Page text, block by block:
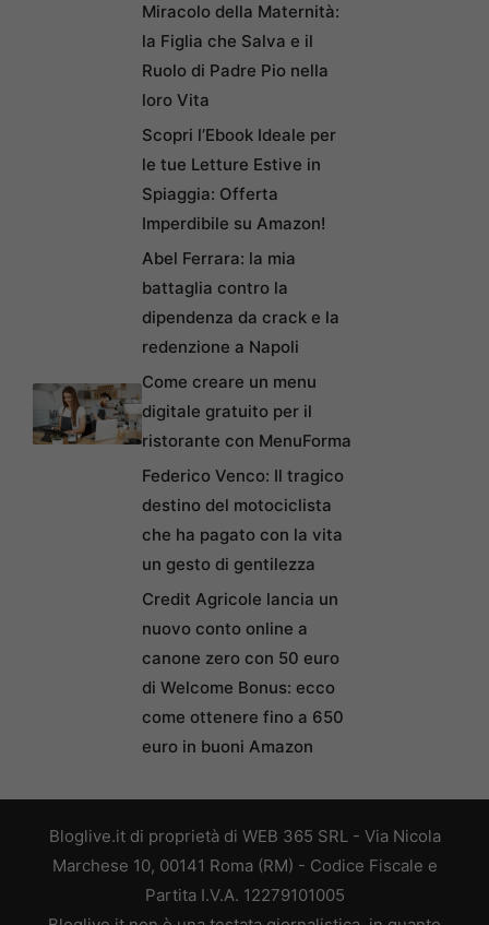
Miracolo della Maternità:
la Figlia che Salva e il
Ruolo di Padre Pio nella
loro Vita
Scopri l’Ebook Ideale per
le tue Letture Estive in
Spiaggia: Offerta
Imperdibile su Amazon!
Abel Ferrara: la mia
battaglia contro la
dipendenza da crack e la
redenzione a Napoli
Come creare un menu
digitale gratuito per il
ristorante con MenuForma
Federico Venco: Il tragico
destino del motociclista
che ha pagato con la vita
un gesto di gentilezza
Credit Agricole lancia un
nuovo conto online a
canone zero con 50 euro
di Welcome Bonus: ecco
come ottenere fino a 650
euro in buoni Amazon
Bloglive.it di proprietà di WEB 365 SRL - Via Nicola
Marchese 10, 00141 Roma (RM) - Codice Fiscale e
Partita I.V.A. 12279101005